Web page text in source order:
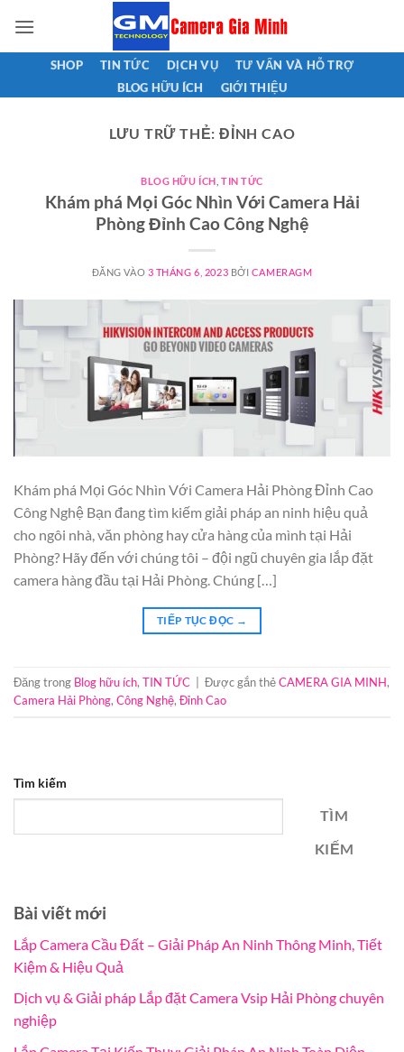
qua
nội
SHOP TIN TỨC DỊCH VỤ
TƯ VẤN VÀ HỖ TRỢ
BLOG HỮU ÍCH
GIỚI THIỆU
LƯU TRỮ THẺ: ĐỈNH CAO
BLOG HỮU ÍCH TIN TỨC
Khám phá Mọi Góc Nhìn Với Camera Hải
Phòng Đỉnh Cao Công Nghệ
ĐĂNG VÀO 3 THÁNG 6, 2023 BỞI CAMERAGM
Khám phá Mọi Góc Nhìn Với Camera Hải Phòng Đỉnh Cao
Công Nghệ Bạn đang tìm kiếm giải pháp an ninh hiệu quả
cho ngôi nhà, văn phòng hay cửa hàng của mình tại Hải
Phòng? Hãy đến với chúng tôi – đội ngũ chuyên gia lắp đặt
camera hàng đầu tại Hải Phòng. Chúng […]
TIẾP TỤC ĐỌC →
Đăng trong Blog hữu ích, TIN TỨC Được gắn thẻCAMERA GIA MINH,
Camera Hải Phòng, Công Nghệ, Đỉnh Cao
Tìm kiếm
TÌM
KIẾM
Bài viết mới
Lắp Camera Cầu Đất – Giải Pháp An Ninh Thông Minh, Tiết
Kiệm & Hiệu Quả
Dịch vụ & Giải pháp Lắp đặt Camera Vsip Hải Phòng chuyên
nghiệp